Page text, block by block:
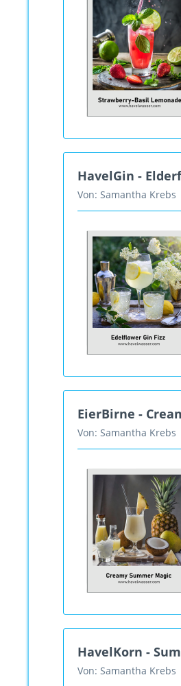
HavelGin -
Von: Samantha Krebs
EierBirne -
Von: Samantha Krebs
HavelKorn -
Von: Samantha Krebs